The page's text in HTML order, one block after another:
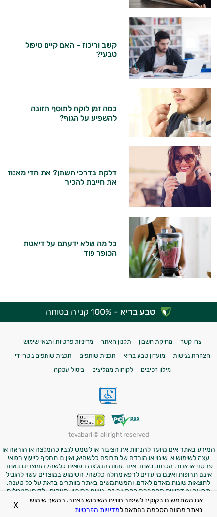
קשב וריכוז – האם קיים טיפול
טבעי?
כמה זמן לוקח לתוסף תזונה
להשפיע על הגוף?
דלקת בדרכי השתן? את הדי מאנוז
את חייבת להכיר
כל מה שלא ידעתם על דיאטת
הסופר פוד
טבע בריא - 100% קנייה בטוחה
צרו קשר מחיקת חשבון תקנון האתר
מדיניות פרטיות ותנאי שימוש
הצהרת נגישות
מועדון טבע בריא תכנית שותפים
תכנית שותפים נוטרי די
מילון רכיבים
לקוחות ממליצים ביטול עסקה
tevabari © all right reserved
המידע באתר אינו מיועד להנחות את הציבור או לשמש לגביו כהמלצה או הוראה או
עצה לשימוש או שינוי או הורדה של תרופה כלשהיא, ואין בו תחליף לייעוץ רפואי
פרטני או אחר. הכתוב באתר אינו מהווה המלצה רפואית כלשהי. המוצרים באתר
אינם תרופות ואינם מיועדים לרפא מחלה כלשהי. השימוש במוצרים עשוי להוביל
לתוצאות שונות מאדם לאדם, והמשתמשים באתר מוותרים בזאת על כל טענה,
תביעה או דרישה מהחברה בהקשר זה. נשים בהיריון, מניקות, ילדים והנוטלים
תרופות מרשם – יש להיוועץ ברופא לפני השימוש במוצרים. התמונות באתר הן
להמחשה בלבד.
אנו משתמשים בקוקיז לשיפור חוויית השימוש באתר. המשך שימוש
באתר מהווה הסכמה בהתאם למדיניות הפרטיות X